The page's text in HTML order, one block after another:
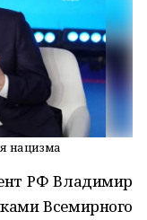
нацизма
РФ Владимир
Всемирного